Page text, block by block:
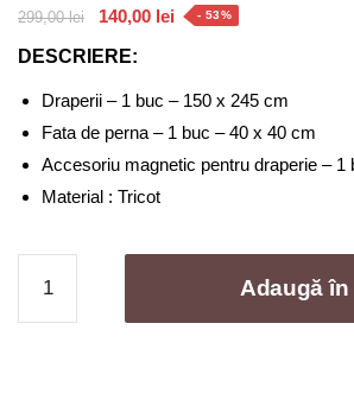
299,00lei
Prețul
a
fost:
299,00 lei.
140,00 lei Prețul
140,00 lei.
- 53%
DESCRIERE:
Draperii – 1 buc – 150 x 245 cm
Fata de perna – 1 buc – 40 x 40 cm
Accesoriu magnetic pentru draperie – 1
Material : Tricot
Draperie
tricot
Adaugă în